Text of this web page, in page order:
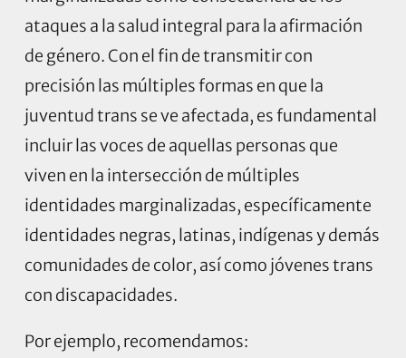
ataques a la salud integral para la afirmación
de género. Con el fin de transmitir con
precisión las múltiples formas en que la
juventud trans se ve afectada, es fundamental
incluir las voces de aquellas personas que
viven en la intersección de múltiples
identidades marginalizadas, específicamente
identidades negras, latinas, indígenas y demás
comunidades de color, así como jóvenes trans
con discapacidades.
Por ejemplo, recomendamos: